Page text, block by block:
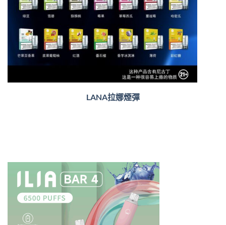
LANA拉娜煙彈